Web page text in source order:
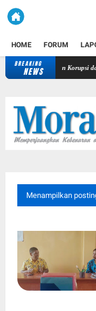
HOME FORUM
BREAKING
NEWS Komisi
Menampilkan